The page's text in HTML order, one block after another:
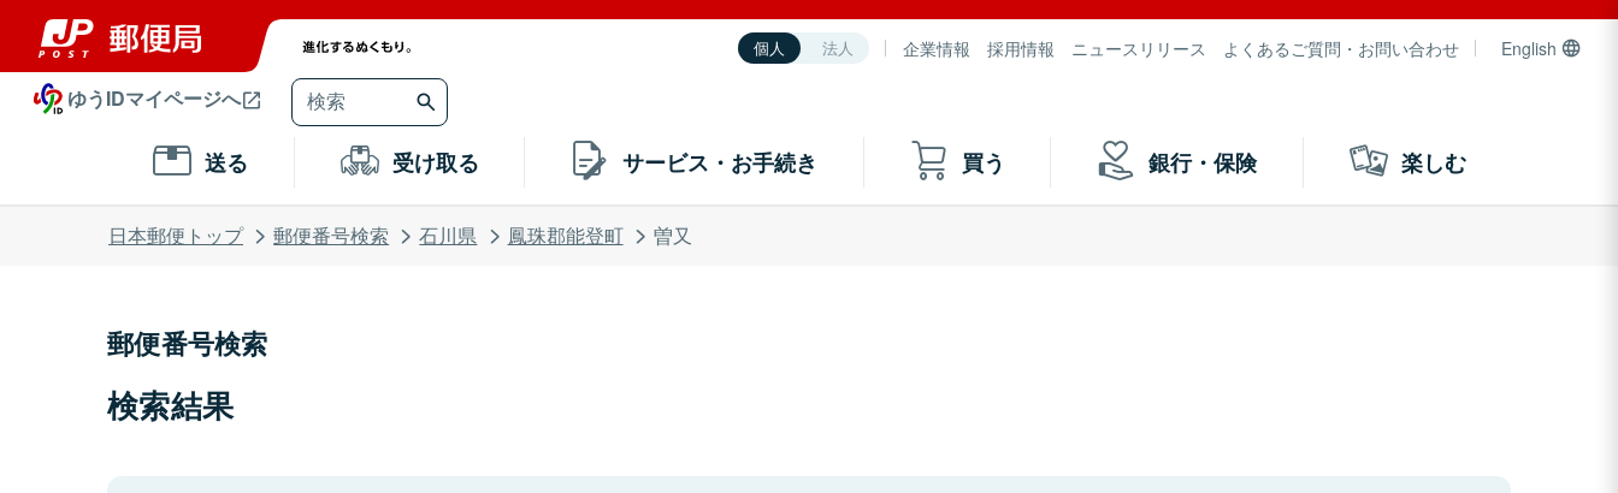
個人 法人 企業情報 採用情報 ニュースリリース よくあるご質問・お問い合わせ English
ゆうIDマイページへ
送る 受け取る サービス・お手続き 買う 銀行・保険 楽しむ
日本郵便トップ 郵便番号検索 石川県 鳳珠郡能登町 曽又
郵便番号検索
検索結果